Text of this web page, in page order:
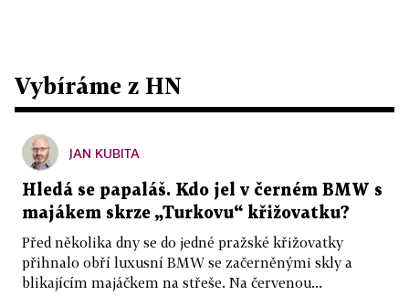
Vybíráme z HN
JAN KUBITA
Hledá se papaláš. Kdo jel v černém BMW s
majákem skrze „Turkovu“ křižovatku?
Před několika dny se do jedné pražské křižovatky
přihnalo obří luxusní BMW se začerněnými skly a
blikajícím majáčkem na střeše. Na červenou...